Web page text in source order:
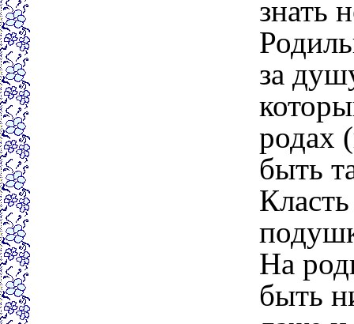
знать
за
родах
быть
На
быть